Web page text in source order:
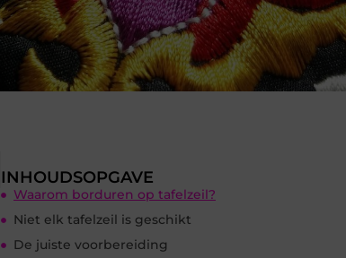
INHOUDSOPGAVE
Waarom borduren op tafelzeil?
Niet elk tafelzeil is geschikt
De juiste voorbereiding